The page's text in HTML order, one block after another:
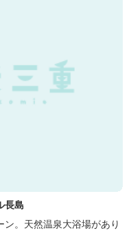
長島
。天然温泉大浴場があり